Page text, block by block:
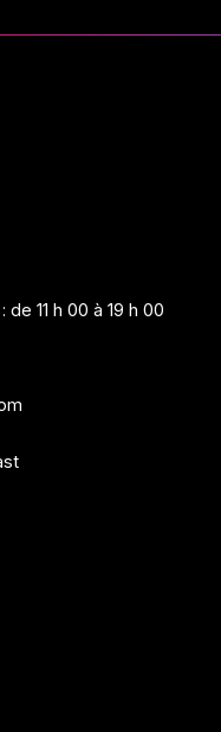
11 h 00 à 19 h 00